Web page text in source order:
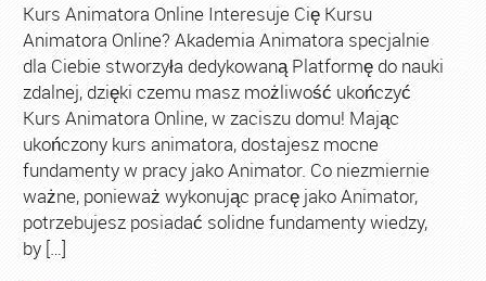
Kurs Animatora Online Interesuje Cię Kursu
Animatora Online? Akademia Animatora specjalnie
dla Ciebie stworzyła dedykowaną Platformę do nauki
zdalnej, dzięki czemu masz możliwość ukończyć
Kurs Animatora Online, w zaciszu domu! Mając
ukończony kurs animatora, dostajesz mocne
fundamenty w pracy jako Animator. Co niezmiernie
ważne, ponieważ wykonując pracę jako Animator,
potrzebujesz posiadać solidne fundamenty wiedzy,
by […]